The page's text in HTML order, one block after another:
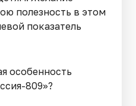
полезность в этом
показатель
особенность
809»?